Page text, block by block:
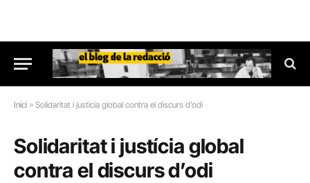
Inici » Solidaritat i justícia global contra el discurs d’odi
Solidaritat i justícia global
contra el discurs d’odi